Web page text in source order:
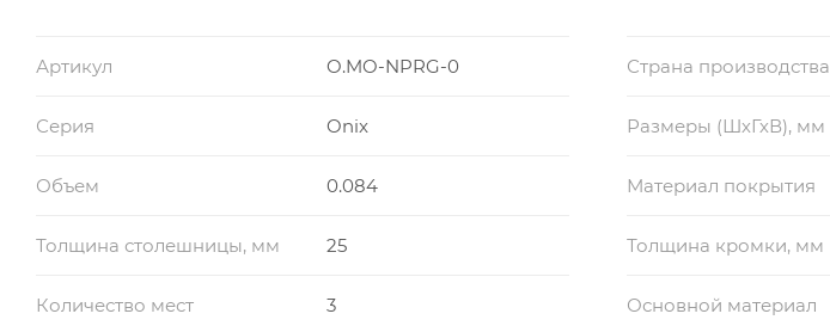
Артикул O.MO-NPRG-0 Страна производства
Серия Onix Размеры (ШхГхВ), мм
Объем 0.084 Материал покрытия
Толщина столешницы, мм 25 Толщина кромки, мм
Количество мест 3 Основной материал